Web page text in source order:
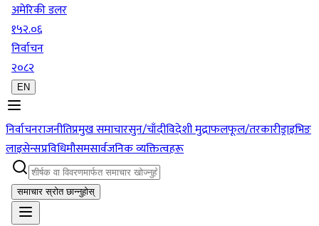
अमेरिकी डलर
१५२.०६
निर्वाचन
२०८२
EN
निर्वाचनराजनीतिप्रमुख समाचारसुन/चाँदीविदेशी मुद्राफलफूल/तरकारीड्राइभिङ
लाइसेन्सप्रविधिमौसमसार्वजनिक व्यक्तित्वहरू
समाचार स्रोत छान्नुहोस्